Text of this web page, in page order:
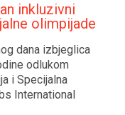
inkluzivni
olimpijade
dana izbjeglica
odlukom
i Specijalna
International